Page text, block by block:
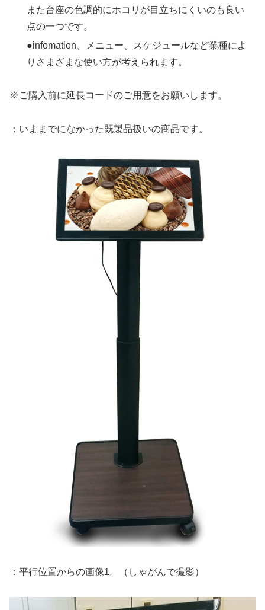
また台座の色調的にホコリが目立ちにくいのも良い
点の一つです。
●infomation、メニュー、スケジュールなど業種によ
りさまざまな使い方が考えられます。
※ご購入前に延長コードのご用意をお願いします。
：いままでになかった既製品扱いの商品です。
：平行位置からの画像1。（しゃがんで撮影）